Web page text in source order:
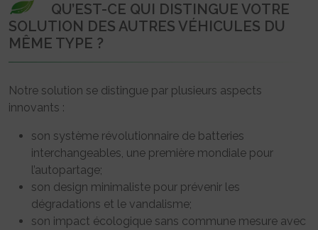
QU’EST-CE QUI DISTINGUE VOTRE
SOLUTION DES AUTRES VÉHICULES DU
MÊME TYPE ?
Notre solution se distingue par plusieurs aspects
innovants :
son système révolutionnaire de batteries
interchangeables, une première mondiale pour
l’autopartage;
son design minimaliste pour prévenir les
dégradations et le vandalisme;
son impact écologique sans commune mesure avec